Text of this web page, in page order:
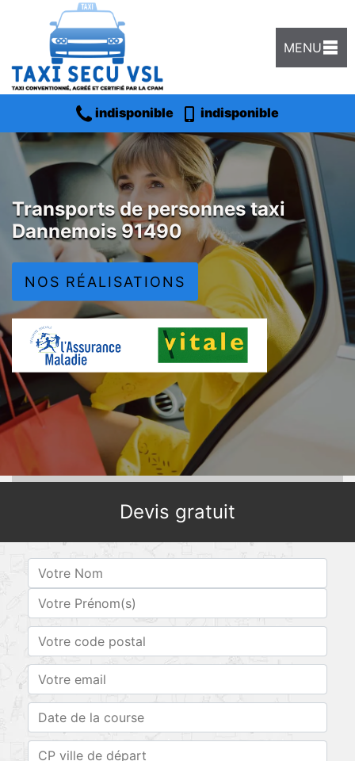
MENU
indisponible indisponible
Transports de personnes taxi
Dannemois 91490
NOS RÉALISATIONS
Devis gratuit